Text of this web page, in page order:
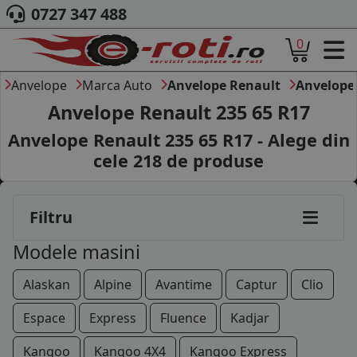
ACASA
DESPRE NOI
ANVELOPE
AUTO
CAMION
MOTO
MARCA AUTO
BLOG
B2B - COLABORARE COMPANII
CONT
0727 347 488
0
Anvelope Marca Auto Anvelope Renault Anvelope
Anvelope Renault 235 65 R17
Anvelope Renault 235 65 R17 - Alege din
cele 218 de produse
Filtru
Modele masini
Alaskan Alpine Avantime Captur
Clio
Espace
Express Fluence
Kadjar
Kangoo
Kangoo 4X4
Kangoo Express
215/55R16
215/60R16
215/65R16
225/55R16
225/60R16
235/65R16
155/90R17
195/40R17
205/40R17
205/45R17